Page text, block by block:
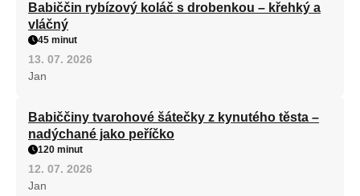
Babiččin rybízový koláč s drobenkou – křehký a
vláčný
45 minut
13. 07. 2026
Jan
Babiččiny tvarohové šátečky z kynutého těsta –
nadýchané jako peříčko
120 minut
12. 07. 2026
Jan